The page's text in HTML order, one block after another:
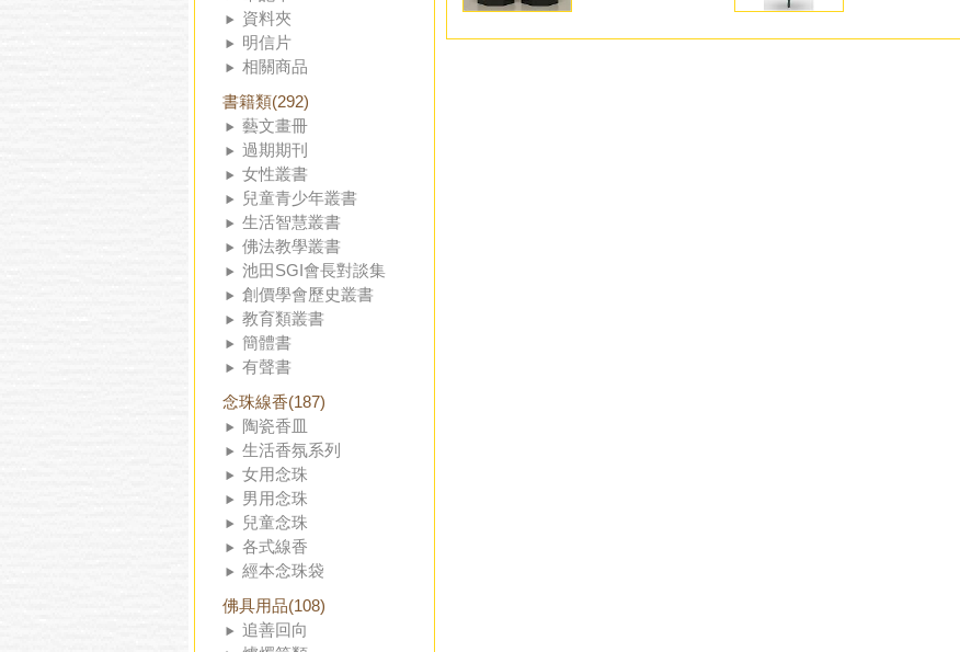
資料夾
明信片
相關商品
書籍類(292)
藝文畫冊
過期期刊
女性叢書
兒童青少年叢書
生活智慧叢書
佛法教學叢書
池田SGI會長對談集
創價學會歷史叢書
教育類叢書
簡體書
有聲書
念珠線香(187)
陶瓷香皿
生活香氛系列
女用念珠
男用念珠
兒童念珠
各式線香
經本念珠袋
佛具用品(108)
追善回向